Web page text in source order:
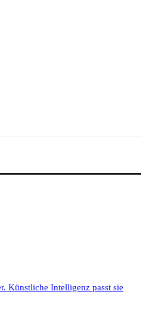
Künstliche Intelligenz passt sie